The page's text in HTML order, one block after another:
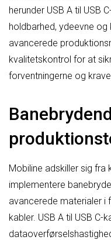
herunder USB A til USB
holdbarhed, ydeevne
avancerede
kvalitetskontrol for at
forventningerne og
Mobiline adskiller sig fra
implementere
avancerede materialer i
kabler. USB A til USB C-